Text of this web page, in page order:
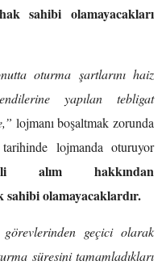
sahibi olamayacakları
oturma şartlarını haiz
yapılan tebligat
lojmanı boşaltmak zorunda
lojmanda oturuyor
alım hakkından
sahibi olamayacaklardır.
geçici olarak
süresini tamamladıkları